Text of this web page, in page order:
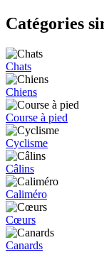
Catégories
Chats
Chiens
Course à pied
Cyclisme
Câlins
Caliméro
Cœurs
Canards